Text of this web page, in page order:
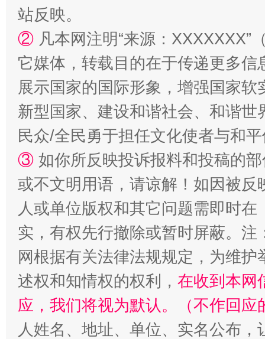
如何以同查同治破解风腐交织难题 养老服
一颗心始终滚烫 还
站反映。
② 凡本网注明“来源：
它媒体，转载目的在于传递更多
展示国家的国际形象，增强国家
新型国家、建设和谐社会、和谐
民众/全民勇于担任文化使者与和
③ 如你所反映投诉报料和投稿的
或不文明用语，请谅解！如因被
人或单位版权和其它问题需即时在
实，有权先行撤除或暂时屏蔽。
网根据有关法律法规规定，为维
述权和知情权的权利， 在收到本网
应，我们将视为默认。（不作回应
人姓名、地址、单位、实名公布